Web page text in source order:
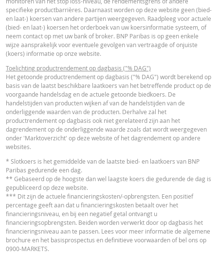
WAARDEN
WAARDEN
Referentiekoers 61,910
-
Financieringsniveau
37,22
-
Stop loss-niveau
Hefboom
2,51
Waarde belegging
(EUR)
21,43 -
Turbo (EUR) 21,43
Disclaimer
actuele of toekomstige handelskoersen weer. De calculator gaat uit van een
gelijkblijvend financieringskostenpercentage terwijl dit percentage in
werkelijkheid doorlopend kan veranderen. De rendementen van producten
een onderliggende waarde die niet in euro noteert, kunnen worden
door wisselkoerseffecten. De calculator houdt geen rekening met het
tussen bied- en laatprijzen (de spread), eventuele dividenden of
dividendbelasting. De invloed van het periodiek doorrollen van futures
in de calculator buiten beschouwing gelaten. Ook door afrondingen kunnen
getoonde waarden afwijken van de ontwikkelingen van waarden in de
werkelijkheid.
Nederlands (Nederland) PDF
ESSENTIËLE BELEGGERSINFORMATIEDOCUMENTATIE
Essentiële
Beleggersinformatiedocument (NL)
PDF
RECENTE KOERSINFORMATIE
Latest Product Quotes
specifieke productbarrières. Daarnaast worden op deze website geen (bied-
en laat-) koersen van andere partijen weergegeven. Raadpleeg voor actuele
(bied- en laat-) koersen het orderboek van uw koersinformatie systeem, of
neem contact op met uw bank of broker. BNP Paribas is op geen enkele
wijze aansprakelijk voor eventuele gevolgen van vertraagde of onjuiste
(koers) informatie op onze website.
Toelichting productrendement op dagbasis ("% DAG")
Het getoonde productrendement op dagbasis ("% DAG") wordt berekend op
basis van de laatst beschikbare laatkoers van het betreffende product op de
voorgaande handelsdag en de actuele getoonde biedkoers. De
handelstijden van producten wijken af van de handelstijden van de
onderliggende waarden van de producten. Derhalve zal het
productrendement op dagbasis ook niet gerelateerd zijn aan het
dagrendement op de onderliggende waarde zoals dat wordt weergegeven
onder 'Marktoverzicht' op deze website of het dagrendement op andere
websites.
* Slotkoers is het gemiddelde van de laatste bied- en laatkoers van BNP
Paribas gedurende een dag.
** Gebaseerd op de hoogste dan wel laagste koers die gedurende de dag is
gepubliceerd op deze website.
*** Dit zijn de actuele financieringskosten/-opbrengsten. Een positief
percentage geeft aan dat u financieringskosten betaalt over het
financieringsniveau, en bij een negatief getal ontvangt u
financieringsopbrengsten. Beiden worden verwerkt door op dagbasis het
financieringsniveau aan te passen. Lees voor meer informatie de algemene
brochure en het basisprospectus en definitieve voorwaarden of bel ons op
0900-MARKETS.